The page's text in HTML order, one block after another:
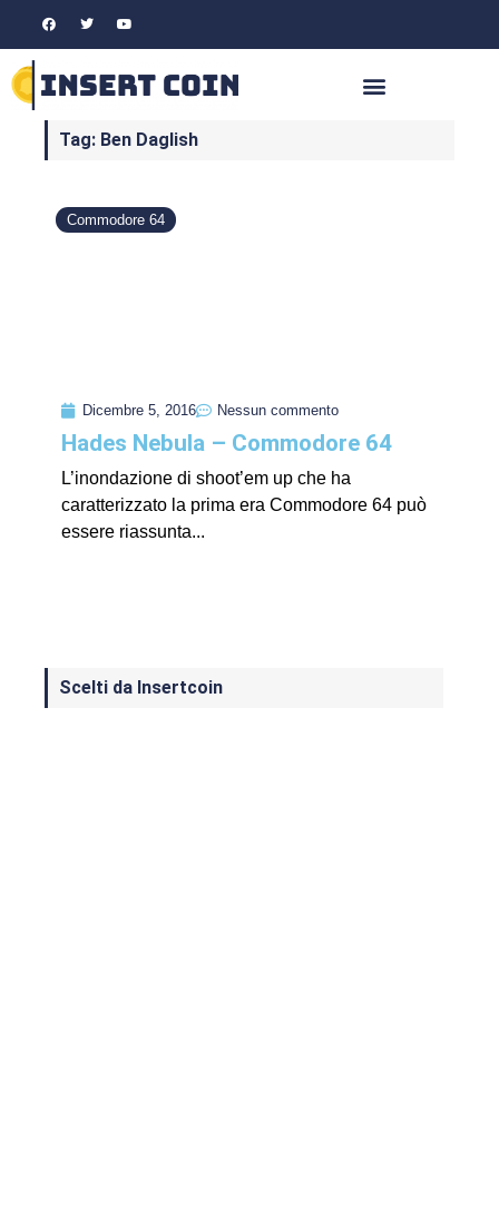
Tag: Ben Daglish
Commodore 64
Dicembre 5, 2016 Nessun commento
Hades Nebula – Commodore 64
L’inondazione di shoot’em up che ha
caratterizzato la prima era Commodore 64 può
essere riassunta...
Scelti da Insertcoin